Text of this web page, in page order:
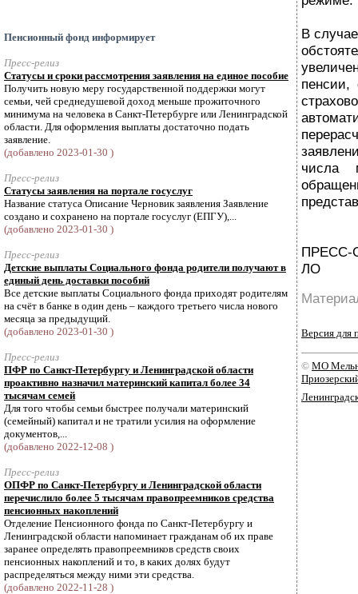
Пенсионный фонд информирует
Пресс-релиз
Статусы и сроки рассмотрения заявления на единое пособие
Получить новую меру государственной поддержки могут
семьи, чей среднедушевой доход меньше прожиточного
минимума на человека в Санкт-Петербурге или Ленинградской
области. Для оформления выплаты достаточно подать
заявление.
(добавлено 2023-01-30 )
Пресс-релиз
Статусы заявления на портале госуслуг
Название статуса Описание Черновик заявления Заявление
создано и сохранено на портале госуслуг (ЕПГУ),...
(добавлено 2023-01-30 )
Пресс-релиз
Детские выплаты Социального фонда родители получают в
единый день доставки пособий
Все детские выплаты Социального фонда приходят родителям
на счёт в банке в один день – каждого третьего числа нового
месяца за предыдущий.
(добавлено 2023-01-30 )
Пресс-релиз
ПФР по Санкт-Петербургу и Ленинградской области
проактивно назначил материнский капитал более 34
тысячам семей
Для того чтобы семьи быстрее получали материнский
(семейный) капитал и не тратили усилия на оформление
документов,...
(добавлено 2022-12-08 )
Пресс-релиз
ОПФР по Санкт-Петербургу и Ленинградской области
перечислило более 5 тысячам правопреемников средства
пенсионных накоплений
Отделение Пенсионного фонда по Санкт-Петербургу и
Ленинградской области напоминает гражданам об их праве
заранее определять правопреемников средств своих
пенсионных накоплений и то, в каких долях будут
распределяться между ними эти средства.
(добавлено 2022-11-28 )
В
пенсии,
числа
ЛО
Версия для
© МО